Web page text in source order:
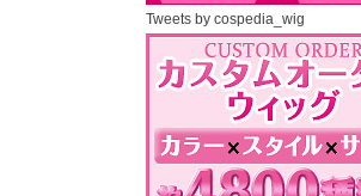
Tweets by cospedia_wig